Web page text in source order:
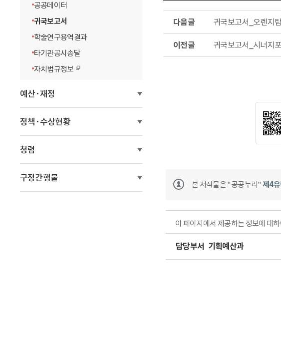
공공데이터
귀국보고서
학술연구용역결과
타기관공시송달
자치법규정보
예산·재정
정책·수상현황
청렴
구정간행물
글
귀국보고서_오렌지
글
귀국보고서_시너지포
본 저작물은 "공공누리" 제4
이 페이지에서 제공하는 정보에 대
담당부서 기획예산과